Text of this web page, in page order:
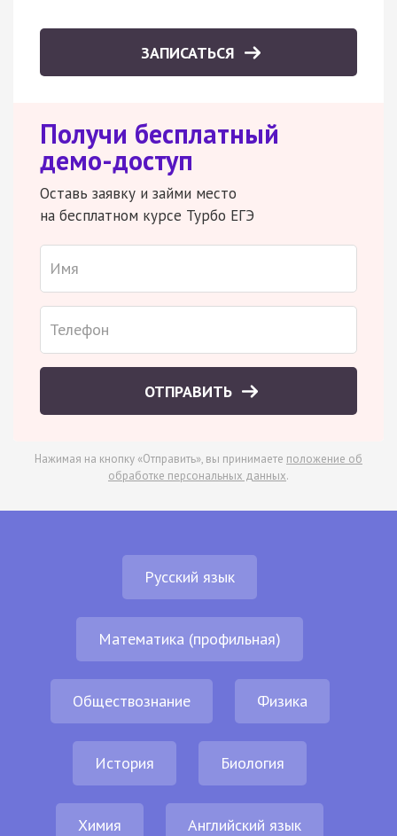
ЗАПИСАТЬСЯ
Получи бесплатный
демо-доступ
Оставь заявку и займи место
на бесплатном курсе Турбо ЕГЭ
ОТПРАВИТЬ
Нажимая на кнопку «Отправить», вы принимаете положение об
обработке персональных данных.
Русский язык
Математика (профильная)
Обществознание Физика
История Биология
Химия Английский язык